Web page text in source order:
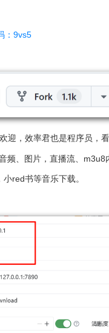
：9vs5
迎， 效率君也是程序员，
频、图片，直播流、m3u8
red书等音乐下载。